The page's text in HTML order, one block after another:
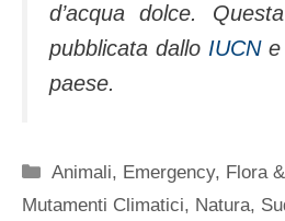
d’acqua dolce.
pubblicata dallo IUCN
paese.
Categorie
Animali, Emergency, Flora
Mutamenti Climatici, Natura,